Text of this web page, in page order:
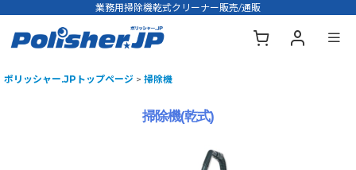
業務用掃除機乾式クリーナー販売/通販
ポリッシャー.JPトップページ > 掃除機
掃除機(乾式)